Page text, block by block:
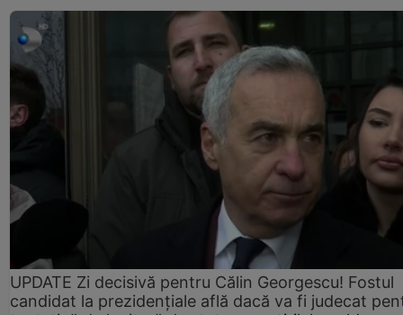
UPDATE Zi decisivă pentru Călin Georgescu! Fostul
candidat la prezidențiale află dacă va fi judecat